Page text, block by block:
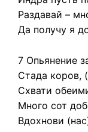
Раздавай –
Да получу я
7 Опьянение
Стада коров,
Схвати
Много сот
Вдохнови